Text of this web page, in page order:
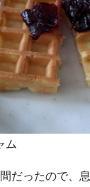
ム
だったので、